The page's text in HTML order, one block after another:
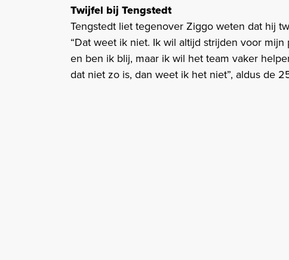
Twijfel bij Tengstedt
Tengstedt liet tegenover Ziggo weten dat hij
“Dat weet ik niet. Ik wil altijd strijden voor
en ben ik blij, maar ik wil het team vaker
dat niet zo is, dan weet ik het niet”, aldus de